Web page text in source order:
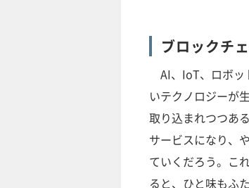
ブロックチ
AI、IoT、ロボッ
いテクノロジーが
取り込まれつつあ
サービスになり、
ていくだろう。こ
ると、ひと味もふ